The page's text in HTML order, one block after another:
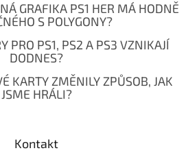
GRAFIKA PS1 HER MÁ HODNĚ
S POLYGONY?
PRO PS1, PS2 A PS3 VZNIKAJÍ
DODNES?
KARTY ZMĚNILY ZPŮSOB, JAK
JSME HRÁLI?
Kontakt